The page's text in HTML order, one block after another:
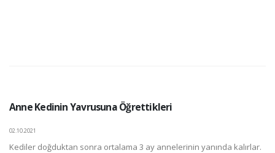
Anne Kedinin Yavrusuna Öğrettikleri
02.10.2021
Kediler doğduktan sonra ortalama 3 ay annelerinin yanında kalırlar.